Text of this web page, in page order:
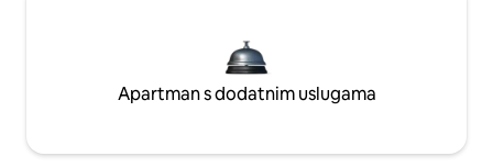
Apartman s dodatnim uslugama